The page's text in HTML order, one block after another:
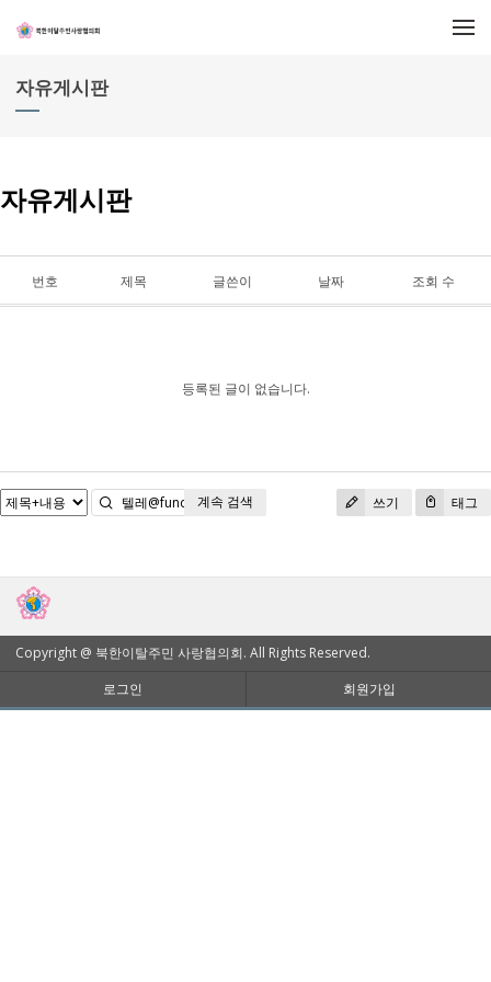
자유게시판
자유게시판
번호 제목 글쓴이 날짜 조회 수
등록된 글이 없습니다.
쓰기 태그
검색
계속 검색
Copyright @ 북한이탈주민 사랑협의회. All Rights Reserved.
로그인
회원가입